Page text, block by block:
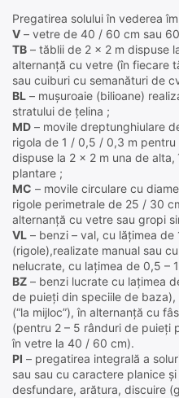
Pregatirea solului în vederea
V – vetre de 40 / 60 cm sau
TB – tăblii de 2 x 2 m dispuse
alternanță cu vetre (în fiecare
sau cuiburi cu semanături de
BL – mușuroaie (bilioane)
stratului de țelina ;
MD – movile dreptunghiulare
rigola de 1 / 0,5 / 0,3 m
dispuse la 2 x 2 m una de
plantare ;
MC – movile circulare cu
rigole perimetrale de 25 / 30
alternanță cu vetre sau gropi
VL – benzi – val, cu lățimea
(rigole),realizate manual sau
nelucrate, cu lațimea de 0,5 –
BZ – benzi lucrate cu lațimea
de puieți din speciile de
(“la mijloc”), în alternanță cu
(pentru 2 – 5 rânduri de puieți
în vetre la 40 / 60 cm).
PI – pregatirea integrală a
sau sau cu caractere planice
desfundare, arătura, discuire